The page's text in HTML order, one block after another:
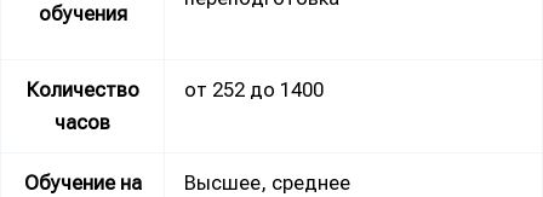
обучения
Количество
часов
от 252 до 1400
Обучение на
Высшее, среднее